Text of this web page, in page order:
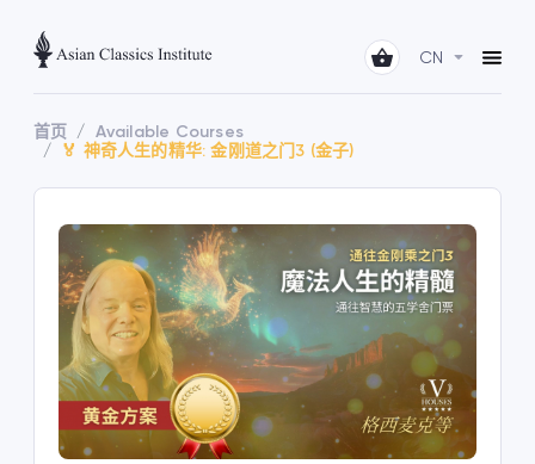
CN
首页
Available Courses
🏅 神奇人生的精华: 金刚道之门3 (金子)